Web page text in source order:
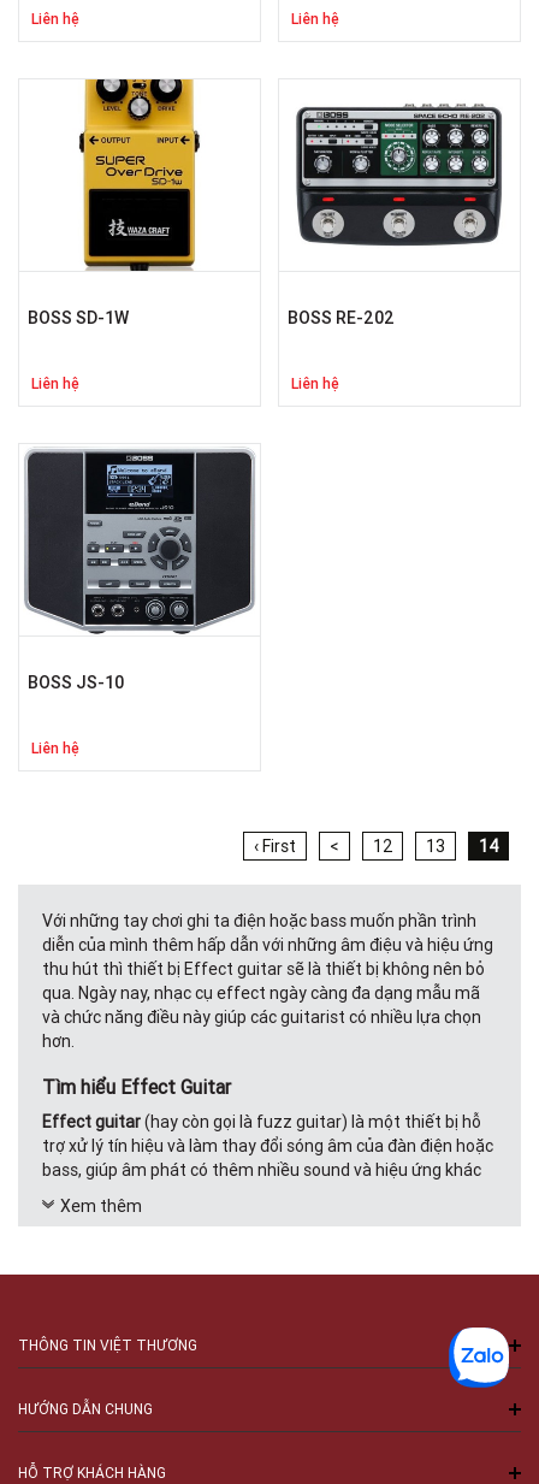
Liên hệ Liên hệ
BOSS SD-1W
Liên hệ
BOSS RE-202
Liên hệ
BOSS JS-10
Liên hệ
‹ First < 12 13 14
Với những tay chơi ghi ta điện hoặc bass muốn phần trình
diễn của mình thêm hấp dẫn với những âm điệu và hiệu ứng
thu hút thì thiết bị Effect guitar sẽ là thiết bị không nên bỏ
qua. Ngày nay, nhạc cụ effect ngày càng đa dạng mẫu mã
và chức năng điều này giúp các guitarist có nhiều lựa chọn
hơn.
Tìm hiểu Effect Guitar
Effect guitar(hay còn gọi là fuzz guitar) là một thiết bị hỗ
trợ xử lý tín hiệu và làm thay đổi sóng âm của đàn điện hoặc
bass, giúp âm phát có thêm nhiều sound và hiệu ứng khác
nhau.
hiệu ứng đồng thanh cho các câu hát đệm, Compressor nén
tiếng, cân bằng tiếng cho những câu đệm/solo, Delay tạo độ
Phân loại Effect Guitar
Các loại fuzz guitar hiện nay bao gồm:
Xem thêm
THÔNG TIN VIỆT THƯƠNG
HƯỚNG DẪN CHUNG
HỖ TRỢ KHÁCH HÀNG